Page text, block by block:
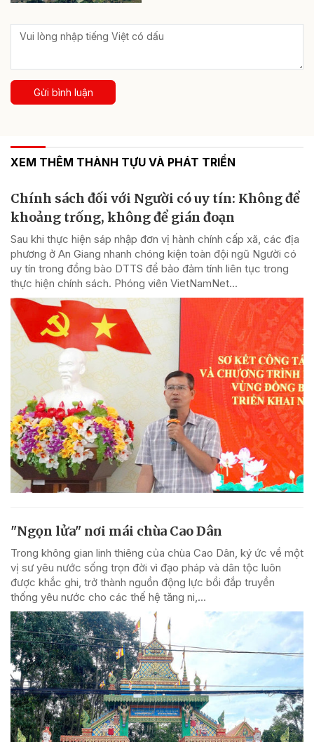
Gửi bình luận
XEM THÊM THÀNH TỰU VÀ PHÁT TRIỂN
Chính sách đối với Người có uy tín: Không để
khoảng trống, không để gián đoạn
Sau khi thực hiện sáp nhập đơn vị hành chính cấp xã, các địa
phương ở An Giang nhanh chóng kiện toàn đội ngũ Người có
uy tín trong đồng bào DTTS để bảo đảm tính liên tục trong
thực hiện chính sách. Phóng viên VietNamNet...
"Ngọn lửa" nơi mái chùa Cao Dân
Trong không gian linh thiêng của chùa Cao Dân, ký ức về một
vị sư yêu nước sống trọn đời vì đạo pháp và dân tộc luôn
được khắc ghi, trở thành nguồn động lực bồi đắp truyền
thống yêu nước cho các thế hệ tăng ni,...